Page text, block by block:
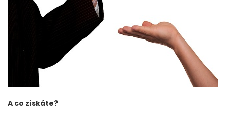
A co získáte?